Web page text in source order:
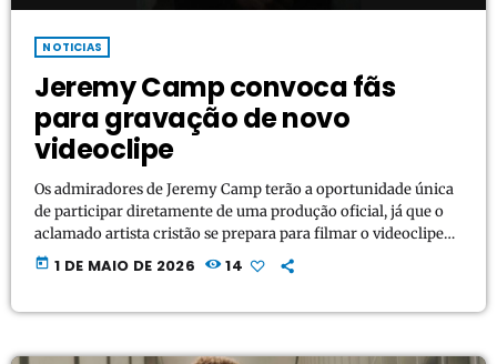
NOTICIAS
Jeremy Camp convoca fãs
para gravação de novo
videoclipe
Os admiradores de Jeremy Camp terão a oportunidade única
de participar diretamente de uma produção oficial, já que o
aclamado artista cristão se prepara para filmar o videoclipe
de sua nova canção, "Reflector". Em um anúncio realizado
nas redes sociais, Camp convocou moradores de Nashville
today 1 DE MAIO DE 2026 14